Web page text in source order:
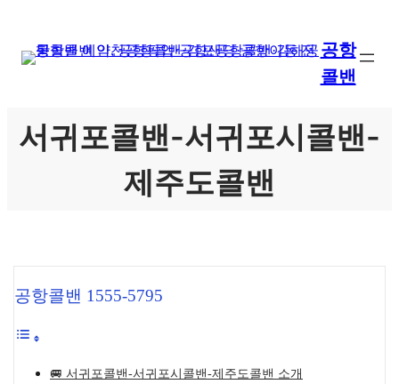
가
공항
콜밴
서귀포콜밴-서귀포시콜밴-
제주도콜밴
공항콜밴 1555-5795
🚐 서귀포콜밴-서귀포시콜밴-제주도콜밴 소개